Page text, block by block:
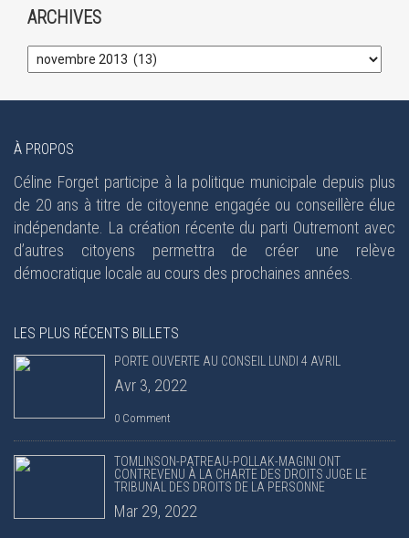
ARCHIVES
À PROPOS
Céline Forget participe à la politique municipale depuis plus
de 20 ans à titre de citoyenne engagée ou conseillère élue
indépendante. La création récente du parti Outremont avec
d’autres citoyens permettra de créer une relève
démocratique locale au cours des prochaines années.
LES PLUS RÉCENTS BILLETS
PORTE OUVERTE AU CONSEIL LUNDI 4 AVRIL
Avr 3, 2022
0 Comment
TOMLINSON-PATREAU-POLLAK-MAGINI ONT
CONTREVENU À LA CHARTE DES DROITS JUGE LE
TRIBUNAL DES DROITS DE LA PERSONNE
Mar 29, 2022